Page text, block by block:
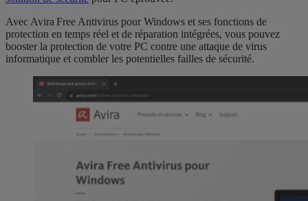
Avec Avira Free Antivirus pour Windows et ses fonctions de
protection en temps réel et de réparation intégrées, vous pouvez
booster la protection de votre PC contre une attaque de virus
informatique et combler les potentielles failles de sécurité.